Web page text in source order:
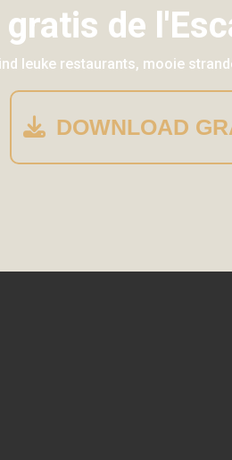
gratis de
leuke restaurants, mooie
DOWNLOAD